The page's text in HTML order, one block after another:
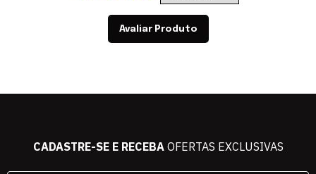
Avaliar Produto
CADASTRE-SE E RECEBAOFERTAS EXCLUSIVAS